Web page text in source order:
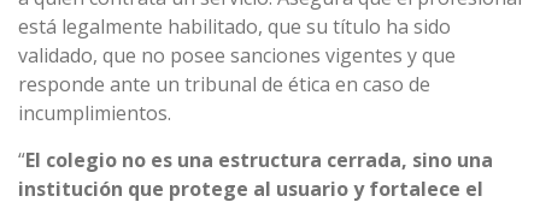
está legalmente habilitado, que su título ha sido
validado, que no posee sanciones vigentes y que
responde ante un tribunal de ética en caso de
incumplimientos.
“El colegio no es una estructura cerrada, sino una
institución que protege al usuario y fortalece el